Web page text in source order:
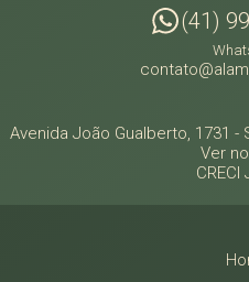
(41)
Avenida João Gualberto, 1731 -
Ver
CRECI